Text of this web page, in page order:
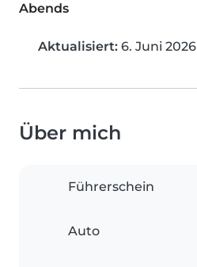
Abends
Aktualisiert: 6. Juni 2026
Über mich
Führerschein
Auto